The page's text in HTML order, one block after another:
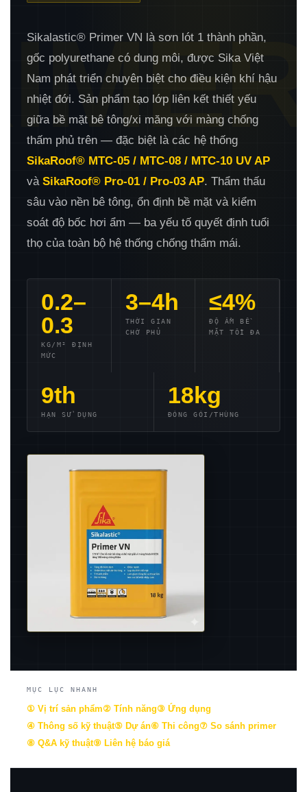
Sikalastic® Primer VN là sơn lót 1 thành phần,
gốc polyurethane có dung môi, được Sika Việt
Nam phát triển chuyên biệt cho điều kiện khí hậu
nhiệt đới. Sản phẩm tạo lớp liên kết thiết yếu
giữa bề mặt bê tông/xi măng với màng chống
thấm phủ trên — đặc biệt là các hệ thống
SikaRoof® MTC-05 / MTC-08 / MTC-10 UV AP
và SikaRoof® Pro-01 / Pro-03 AP. Thẩm thấu
sâu vào nền bê tông, ổn định bề mặt và kiểm
soát độ bốc hơi ẩm — ba yếu tố quyết định tuổi
thọ của toàn bộ hệ thống chống thấm mái.
0.2–
0.3
KG/M² ĐỊNH
MỨC
3–4h
THỜI GIAN
CHỜ PHỦ
≤4%
ĐỘ ẨM BỀ
MẶT TỐI ĐA
9th
HẠN SỬ DỤNG
18kg
ĐÓNG GÓI/THÙNG
MỤC LỤC NHANH
① Vị trí sản phẩm② Tính năng③ Ứng dụng
④ Thông số kỹ thuật⑤ Dự án⑥ Thi công⑦ So sánh primer
⑧ Q&A kỹ thuật⑨ Liên hệ báo giá